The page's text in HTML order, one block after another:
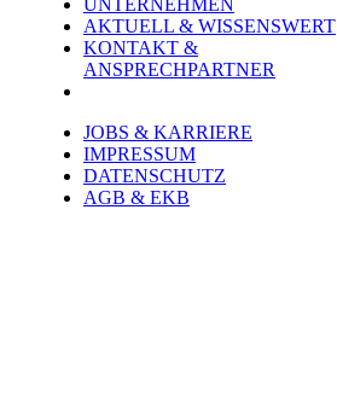
AKTUELL & WISSENSWERT
KONTAKT &
ANSPRECHPARTNER
JOBS & KARRIERE
IMPRESSUM
DATENSCHUTZ
AGB & EKB